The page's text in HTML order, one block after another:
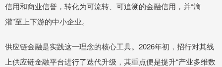
信用和商业信誉，转化为可流转、可追溯的金融信用，并“滴
灌”至上下游的中小企业。
供应链金融是实践这一理念的核心工具。2026年初，招行对其线
上供应链金融平台进行了迭代升级，其重点便是提升“产业多维数